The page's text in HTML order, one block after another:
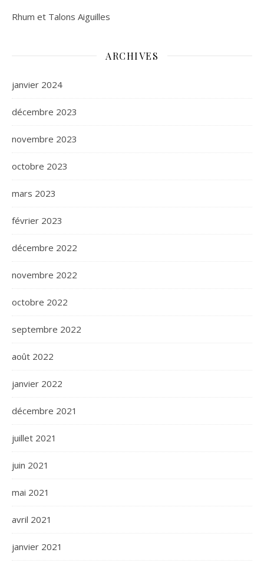
Rhum et Talons Aiguilles
ARCHIVES
janvier 2024
décembre 2023
novembre 2023
octobre 2023
mars 2023
février 2023
décembre 2022
novembre 2022
octobre 2022
septembre 2022
août 2022
janvier 2022
décembre 2021
juillet 2021
juin 2021
mai 2021
avril 2021
janvier 2021